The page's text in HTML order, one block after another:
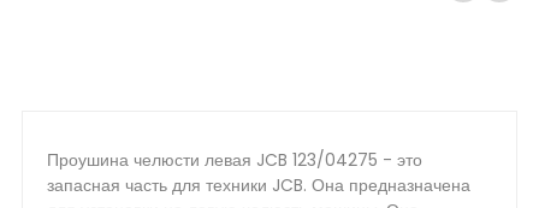
Проушина челюсти левая JCB 123/04275 - это
запасная часть для техники JCB. Она предназначена